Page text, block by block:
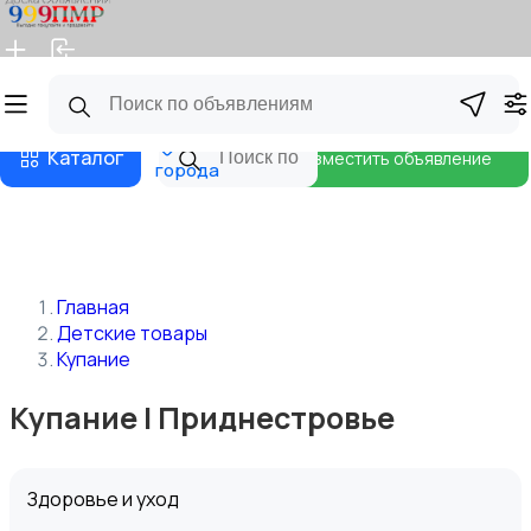
Главная
Каталог
города
Разместить объявление
Главная
Детские товары
Купание
Купание | Приднестровье
Здоровье и уход